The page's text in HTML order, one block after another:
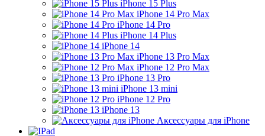
iPhone 15 Plus
iPhone 14 Pro Max
iPhone 14 Pro
iPhone 14 Plus
iPhone 14
iPhone 13 Pro Max
iPhone 12 Pro Max
iPhone 13 Pro
iPhone 13 mini
iPhone 12 Pro
iPhone 13
Аксессуары для iPhone